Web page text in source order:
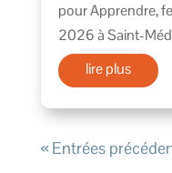
pour Apprendre,
2026 à Saint-
lire plus
« Entrées